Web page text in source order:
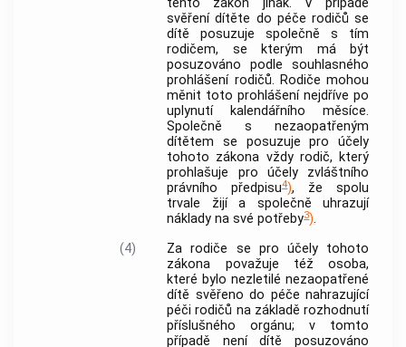
tento zákon jinak. V případě
svěření dítěte do péče rodičů se
dítě posuzuje společně s tím
rodičem, se kterým má být
posuzováno podle souhlasného
prohlášení rodičů. Rodiče mohou
měnit toto prohlášení nejdříve po
uplynutí kalendářního měsíce.
Společně s nezaopatřeným
dítětem se posuzuje pro účely
tohoto zákona vždy rodič, který
prohlašuje pro účely zvláštního
právního předpisu4), že spolu
trvale žijí a společně uhrazují
náklady na své potřeby3).
(4)
Za rodiče se pro účely tohoto
zákona považuje též osoba,
které bylo nezletilé nezaopatřené
dítě svěřeno do péče nahrazující
péči rodičů na základě rozhodnutí
příslušného orgánu; v tomto
případě není dítě posuzováno